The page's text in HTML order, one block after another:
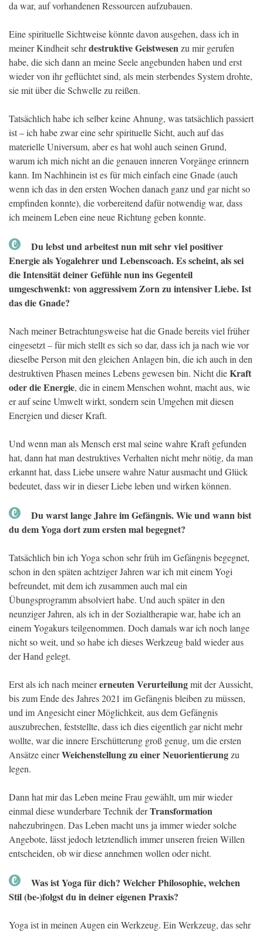
da war, auf vorhandenen Ressourcen aufzubauen.
Eine spirituelle Sichtweise könnte davon ausgehen, dass ich in
meiner Kindheit sehrdestruktive Geistwesenzu mir gerufen
habe, die sich dann an meine Seele angebunden haben und erst
wieder von ihr geflüchtet sind, als mein sterbendes System drohte,
sie mit über die Schwelle zu reißen.
Tatsächlich habe ich selber keine Ahnung, was tatsächlich passiert
ist – ich habe zwar eine sehr spirituelle Sicht, auch auf das
materielle Universum, aber es hat wohl auch seinen Grund,
warum ich mich nicht an die genauen inneren Vorgänge erinnern
kann. Im Nachhinein ist es für mich einfach eine Gnade (auch
wenn ich das in den ersten Wochen danach ganz und gar nicht so
empfinden konnte), die vorbereitend dafür notwendig war, dass
ich meinem Leben eine neue Richtung geben konnte.
Du lebst und arbeitest nun mit sehr viel positiver
Energie als Yogalehrer und Lebenscoach. Es scheint, als sei
die Intensität deiner Gefühle nun ins Gegenteil
umgeschwenkt: von aggressivem Zorn zu intensiver Liebe. Ist
das die Gnade?
Nach meiner Betrachtungsweise hat die Gnade bereits viel früher
eingesetzt – für mich stellt es sich so dar, dass ich ja nach wie vor
dieselbe Person mit den gleichen Anlagen bin, die ich auch in den
destruktiven Phasen meines Lebens gewesen bin. Nicht dieKraft
oder die Energie, die in einem Menschen wohnt, macht aus, wie
er auf seine Umwelt wirkt, sondern sein Umgehen mit diesen
Energien und dieser Kraft.
Und wenn man als Mensch erst mal seine wahre Kraft gefunden
hat, dann hat man destruktives Verhalten nicht mehr nötig, da man
erkannt hat, dass Liebe unsere wahre Natur ausmacht und Glück
bedeutet, dass wir in dieser Liebe leben und wirken können.
Du warst lange Jahre im Gefängnis. Wie und wann bist
du dem Yoga dort zum ersten mal begegnet?
Tatsächlich bin ich Yoga schon sehr früh im Gefängnis begegnet,
schon in den späten achtziger Jahren war ich mit einem Yogi
befreundet, mit dem ich zusammen auch mal ein
Übungsprogramm absolviert habe. Und auch später in den
neunziger Jahren, als ich in der Sozialtherapie war, habe ich an
einem Yogakurs teilgenommen. Doch damals war ich noch lange
nicht so weit, und so habe ich dieses Werkzeug bald wieder aus
der Hand gelegt.
Erst als ich nach meinererneuten Verurteilungmit der Aussicht,
bis zum Ende des Jahres 2021 im Gefängnis bleiben zu müssen,
und im Angesicht einer Möglichkeit, aus dem Gefängnis
auszubrechen, feststellte, dass ich dies eigentlich gar nicht mehr
wollte, war die innere Erschütterung groß genug, um die ersten
Ansätze einerWeichenstellung zu einer Neuorientierungzu
legen.
Dann hat mir das Leben meine Frau gewählt, um mir wieder
einmal diese wunderbare Technik derTransformation
nahezubringen. Das Leben macht uns ja immer wieder solche
Angebote, lässt jedoch letztendlich immer unseren freien Willen
entscheiden, ob wir diese annehmen wollen oder nicht.
Was ist Yoga für dich? Welcher Philosophie, welchen
Stil (be-)folgst du in deiner eigenen Praxis?
Yoga ist in meinen Augen ein Werkzeug. Ein Werkzeug, das sehr